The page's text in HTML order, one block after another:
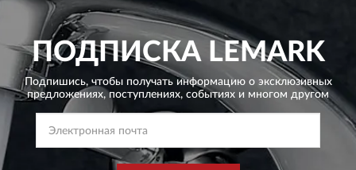
ПОДПИСКАLEMARK
Подпишись, чтобы получать информацию о эксклюзивных
предложениях, поступлениях, событиях и многом другом